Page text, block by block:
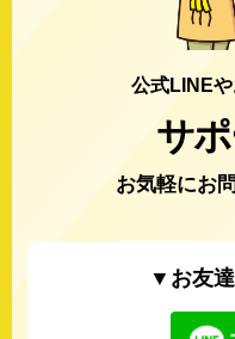
公式LINE
サ
お気軽にお
▼お友